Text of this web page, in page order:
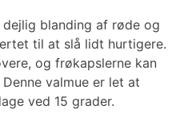
dejlig blanding af røde og
til at slå lidt hurtigere.
og frøkapslerne kan
valmue er let at
ved 15 grader.